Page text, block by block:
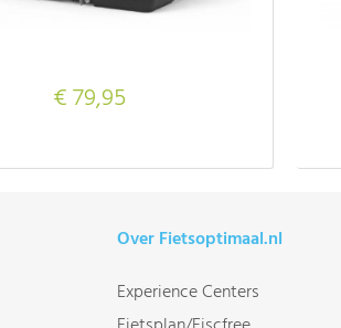
€ 79,95
Over Fietsoptimaal.nl
Experience Centers